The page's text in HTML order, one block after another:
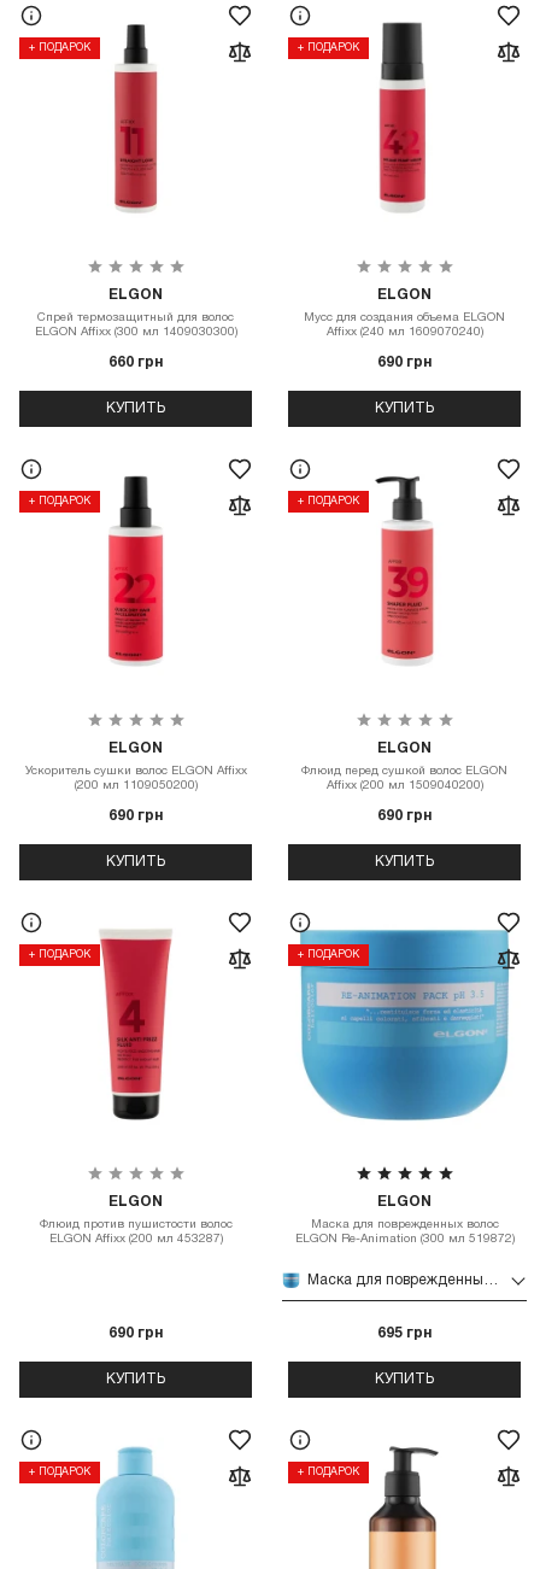
+ ПОДАРОК
ELGON
Спрей термозащитный для волос
ELGON Affixx (300 мл 1409030300)
660 грн
КУПИТЬ
+ ПОДАРОК
ELGON
Мусс для создания объема ELGON
Affixx (240 мл 1609070240)
690 грн
КУПИТЬ
+ ПОДАРОК
ELGON
Ускоритель сушки волос ELGON Affixx
(200 мл 1109050200)
690 грн
КУПИТЬ
+ ПОДАРОК
ELGON
Флюид перед сушкой волос ELGON
Affixx (200 мл 1509040200)
690 грн
КУПИТЬ
+ ПОДАРОК
ELGON
Флюид против пушистости волос
ELGON Affixx (200 мл 453287)
690 грн
КУПИТЬ
+ ПОДАРОК
ELGON
Маска для поврежденных волос
ELGON Re-Animation (300 мл 519872)
695 грн
КУПИТЬ
+ ПОДАРОК + ПОДАРОК